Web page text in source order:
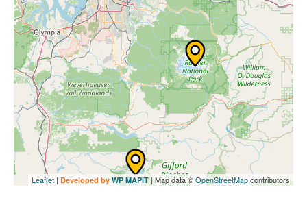
Leaflet | Developed by WP MAPIT| Map data ©OpenStreetMapcontributors